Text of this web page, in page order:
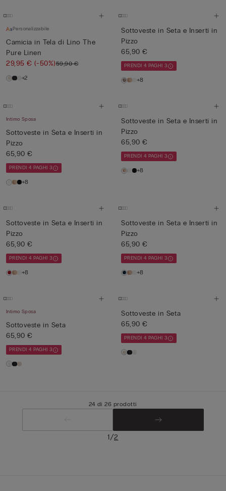
Personalizzabile
Camicia in Tela di Lino The
Pure Linen
29,95 €(-50%)59,90 €
+2
Sottoveste in Seta e Inserti in
Pizzo
65,90 €
PRENDI 4 PAGHI 3
+8
Intimo Sposa
Sottoveste in Seta e Inserti in
Pizzo
65,90 €
PRENDI 4 PAGHI 3
+8
Sottoveste in Seta e Inserti in
Pizzo
65,90 €
PRENDI 4 PAGHI 3
+8
Sottoveste in Seta e Inserti in
Pizzo
65,90 €
PRENDI 4 PAGHI 3
+8
Sottoveste in Seta e Inserti in
Pizzo
65,90 €
PRENDI 4 PAGHI 3
+8
Intimo Sposa
Sottoveste in Seta
65,90 €
PRENDI 4 PAGHI 3
Sottoveste in Seta
65,90 €
PRENDI 4 PAGHI 3
24 di 26 prodotti
1/2